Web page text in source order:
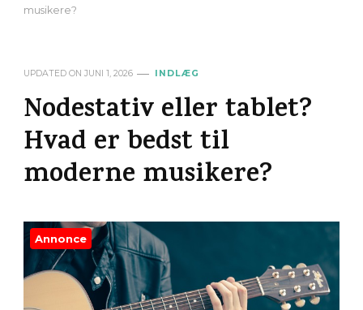
musikere?
UPDATED ON JUNI 1, 2026 INDLÆG
Nodestativ eller tablet?
Hvad er bedst til
moderne musikere?
Annonce